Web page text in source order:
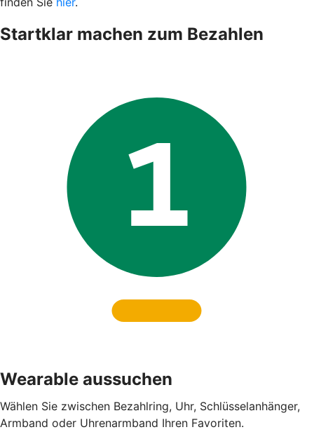
Startklar machen zum Bezahlen
Wearable aussuchen
Wählen Sie zwischen Bezahlring, Uhr, Schlüsselanhänger,
Armband oder Uhrenarmband Ihren Favoriten.